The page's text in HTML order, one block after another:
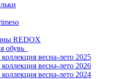
REDOX
обувь
весна-лето 2025
весна-лето 2026
весна-лето 2024